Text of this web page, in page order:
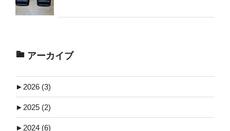
アーカイブ
► 2026 (3)
► 2025 (2)
► 2024 (6)